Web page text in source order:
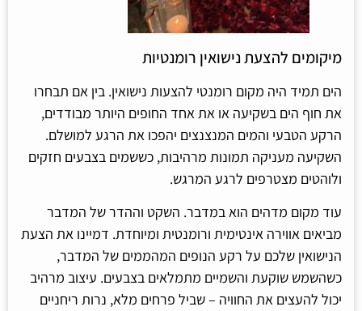
מיקומים להצעת נישואין רומנטיות
הים תמיד היה מקום רומנטי להצעות נישואין. בין אם תבחרו
את חוף הים בשקיעה או את אחד החופים היותר מבודדים,
הרקע הטבעי והמים המנצנצים יהפכו את הרגע למושלם.
השקיעה מעניקה תמונות מרהיבות, כששמים בצבעים חזקים
ולוהטים מצטרפים לרגע המרגש.
עוד מקום מדהים הוא במדבר. השקט וההדר של המדבר
מביאים אווירה אינטימית ורומנטית ומיוחדת. דמיינו את הצעת
הנישואין שלכם על רקע הנופים המהממים של המדבר,
כשהשמש שוקעת והשמיים מתמלאים בצבעים. עיצוב מרהיב
יכול להעצים את החוויה – שביל פרחים מלא, נרות ריחניים